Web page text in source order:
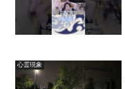
心霊現象